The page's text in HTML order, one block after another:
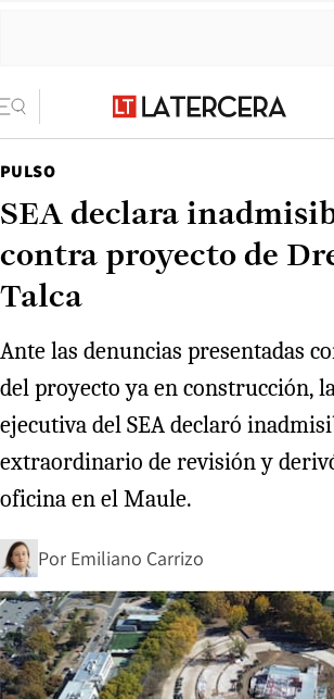
PULSO
SEA declara
contra proyecto de
Talca
Ante las denuncias presentadas
del proyecto ya en construcción,
ejecutiva del SEA declaró
extraordinario de revisión y
oficina en el Maule.
Por Emiliano Carrizo